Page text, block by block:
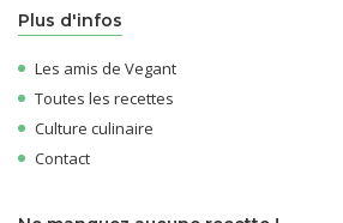
Plus d'infos
Les amis de Vegant
Toutes les recettes
Culture culinaire
Contact